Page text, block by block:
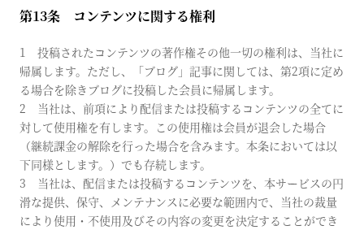
第13条 コンテンツに関する権利
1 投稿されたコンテンツの著作権その他一切の権利は、当社に
帰属します。ただし、「ブログ」記事に関しては、第2項に定め
る場合を除きブログに投稿した会員に帰属します。
2 当社は、前項により配信または投稿するコンテンツの全てに
対して使用権を有します。この使用権は会員が退会した場合
（継続課金の解除を行った場合を含みます。本条においては以
下同様とします。）でも存続します。
3 当社は、配信または投稿するコンテンツを、本サービスの円
滑な提供、保守、メンテナンスに必要な範囲内で、当社の裁量
により使用・不使用及びその内容の変更を決定することができ